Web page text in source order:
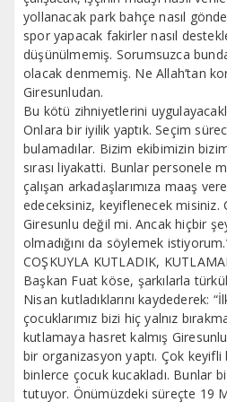
yollanacak park bahçe nasıl
spor yapacak fakirler nasıl
düşünülmemiş. Sorumsuzca
olacak denmemiş. Ne Allah’tan
Giresunludan.
Bu kötü zihniyetlerini
Onlara bir iyilik yaptık. Seçim
bulamadılar. Bizim ekibimizin
sırası liyakatti. Bunlar personele
çalışan arkadaşlarımıza maaş
edeceksiniz, keyiflenecek misiniz.
Giresunlu değil mi. Ancak hiçbir
olmadığını da söylemek
COŞKUYLA KUTLADIK,
Başkan Fuat köse, şarkılarla
Nisan kutladıklarını kaydederek:
çocuklarımız bizi hiç yalnız
kutlamaya hasret kalmış
bir organizasyon yaptı. Çok
binlerce çocuk kucakladı. Bunlar
tutuyor. Önümüzdeki süreçte 19